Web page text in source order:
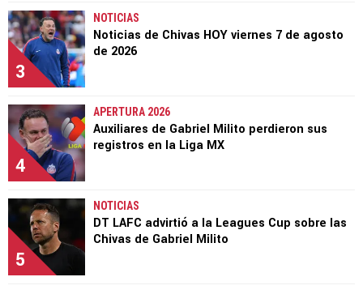
3
NOTICIAS
Noticias de Chivas HOY viernes 7 de agosto
de 2026
4
APERTURA 2026
Auxiliares de Gabriel Milito perdieron sus
registros en la Liga MX
5
NOTICIAS
DT LAFC advirtió a la Leagues Cup sobre las
Chivas de Gabriel Milito